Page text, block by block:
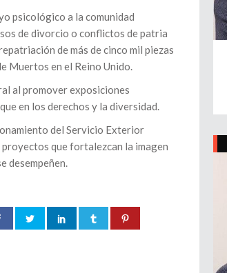
psicológico a la comunidad
de divorcio o conflictos de patria
de más de cinco mil piezas
Muertos en el Reino Unido.
al promover exposiciones
en los derechos y la diversidad.
del Servicio Exterior
que fortalezcan la imagen
desempeñen.